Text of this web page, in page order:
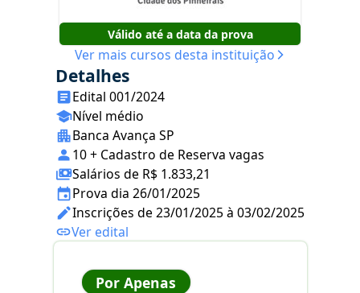
Válido até a data da prova
Ver mais cursos desta instituição
Detalhes
Edital 001/2024
Nível médio
Banca Avança SP
10 + Cadastro de Reserva vagas
Salários de R$ 1.833,21
Prova dia 26/01/2025
Inscrições de 23/01/2025 à 03/02/2025
Ver edital
Por Apenas